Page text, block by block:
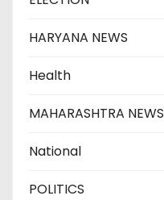
HARYANA NEWS
Health
MAHARASHTRA NEWS
National
POLITICS